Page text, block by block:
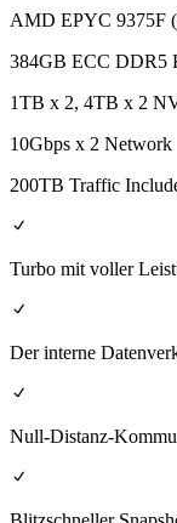
AMD EPYC 9375F
384GB ECC DDR5
1TB x 2, 4TB x 2
10Gbps x 2 Network
200TB Traffic
Turbo mit voller
Der interne
Null-Distanz-